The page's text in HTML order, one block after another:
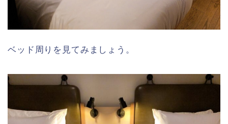
ベッド周りを見てみましょう。